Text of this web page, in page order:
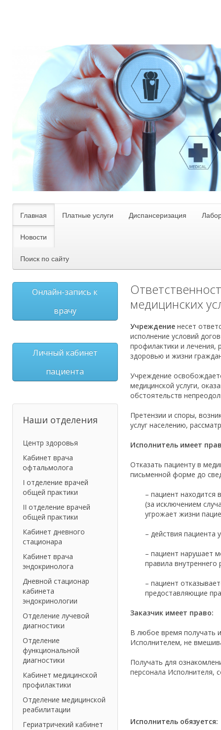
Главная Платные услуги Диспансеризация
Новости
Поиск по сайту
медицинских
Учреждение несет
исполнение условий
профилактики и лечения,
здоровью и жизни
Учреждение
медицинской услуги,
обстоятельств
Претензии и споры,
услуг населению,
Исполнитель имеет
Отказать пациенту в
письменной форме до
– пациент находится
(за исключением
угрожает жизни
– действия
– пациент нарушает
правила внутреннего
– пациент
предоставляющие
Заказчик имеет право:
В любое время получать
Исполнителем, не
Получать для
персонала Исполнителя,
Исполнитель обязуется:
Онлайн-запись к
врачу
Личный кабинет
пациента
Наши отделения
Центр здоровья
Кабинет врача
офтальмолога
I отделение врачей
общей практики
II отделение врачей
общей практики
Кабинет дневного
стационара
Кабинет врача
эндокринолога
Дневной стационар
кабинета
эндокринологии
Отделение лучевой
диагностики
Отделение
функциональной
диагностики
Кабинет медицинской
профилактики
Отделение медицинской
реабилитации
Гериатричекий кабинет